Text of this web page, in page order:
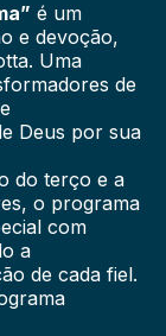
é um
e devoção,
Uma
de
Deus por sua
do terço e a
o programa
com
a
de cada fiel.